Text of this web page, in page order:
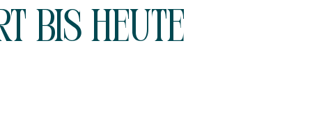
bis heute